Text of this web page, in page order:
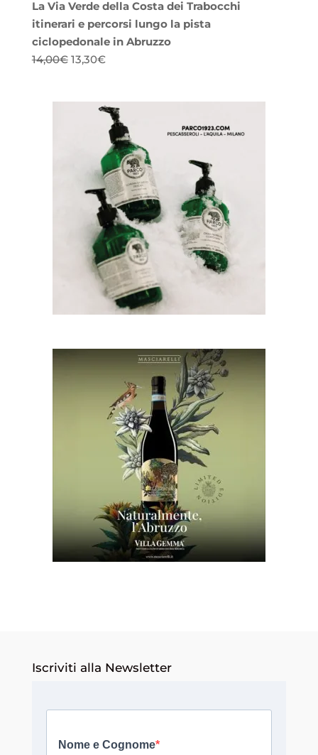
La Via Verde della Costa dei Trabocchi
itinerari e percorsi lungo la pista
ciclopedonale in Abruzzo
14,00€ Il
13,30€Il
è:
13,30€.
Iscriviti alla Newsletter